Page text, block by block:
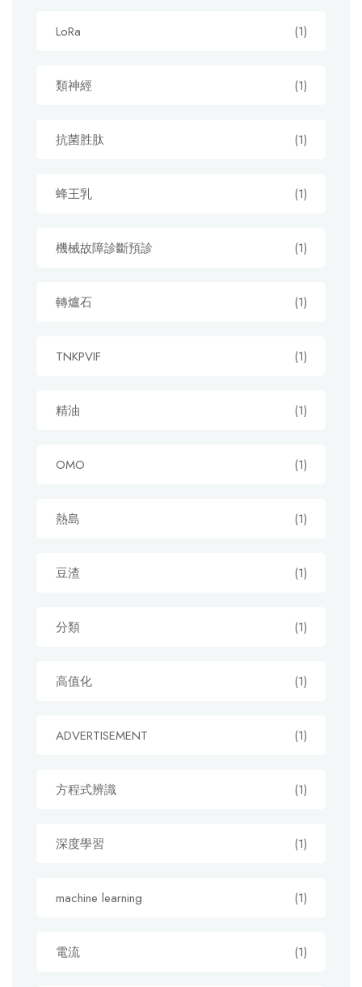
LoRa (1)
類神經 (1)
抗菌胜肽 (1)
蜂王乳 (1)
機械故障診斷預診 (1)
轉爐石 (1)
TNKPVIF (1)
精油 (1)
OMO (1)
熱島 (1)
豆渣 (1)
分類 (1)
高值化 (1)
ADVERTISEMENT (1)
方程式辨識 (1)
深度學習 (1)
machine learning (1)
電流 (1)